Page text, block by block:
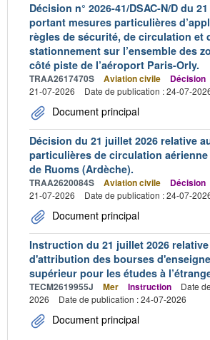
Décision n° 2026-41/DSAC-N/D du
portant mesures particulières
règles de sécurité, de circulation et
stationnement sur l’ensemble des
côté piste de l’aéroport Paris-Orly.
TRAA2617470S Aviation civile Décision
21-07-2026
Date de publication : 24-07-
Document principal
Décision du 21 juillet 2026 relative
particulières de circulation aérienne
de Ruoms (Ardèche).
TRAA2620084S Aviation civile Décision
21-07-2026
Date de publication : 24-07-
Document principal
Instruction du 21 juillet 2026
d'attribution des bourses
supérieur pour les études à
TECM2619955J Mer Instruction
Date
2026
Date de publication : 24-07-2026
Document principal